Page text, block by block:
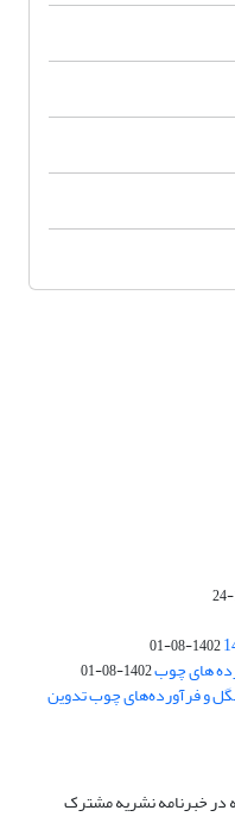
1402-08-01
های چوب1402-08-01
و فرآورده‌های چوب تدوین
در خبرنامه نشریه مشترک